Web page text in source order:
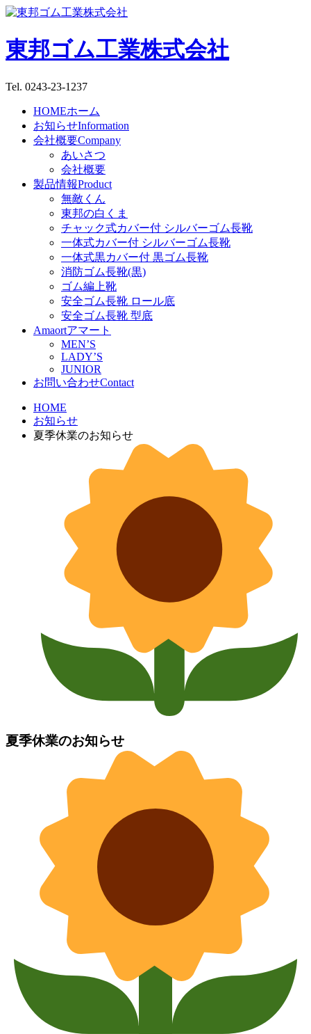
東邦ゴム工業株式会社
Tel. 0243-23-1237
HOMEホーム
お知らせInformation
会社概要Company
あいさつ
会社概要
製品情報Product
無敵くん
東邦の白くま
チャック式カバー付 シルバーゴム長靴
一体式カバー付 シルバーゴム長靴
一体式黒カバー付 黒ゴム長靴
消防ゴム長靴(黒)
ゴム編上靴
安全ゴム長靴 ロール底
安全ゴム長靴 型底
Amaortアマート
MEN’S
LADY’S
JUNIOR
お問い合わせContact
HOME
お知らせ
夏季休業のお知らせ
夏季休業のお知らせ